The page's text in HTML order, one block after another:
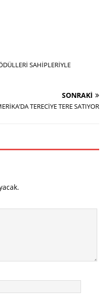
SAHİPLERİYLE
SONRAKI
TERECİYE TERE SATIYOR